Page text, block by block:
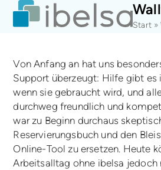
Open
mobile
Close
mobile
Start»
Von Anfang an hat uns
Support überzeugt: Hilfe gibt es
wenn sie gebraucht wird, und
durchweg freundlich und
war zu Beginn durchaus
Reservierungsbuch und den
Online-Tool zu ersetzen. Heute
Arbeitsalltag ohne ibelsa jedoch